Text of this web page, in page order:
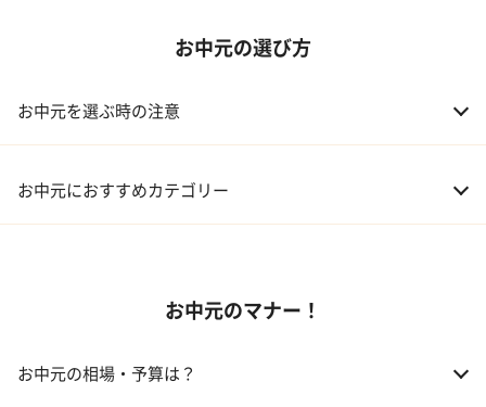
お中元の選び方
お中元を選ぶ時の注意
お中元におすすめカテゴリー
03 ギフトカタログ
お中元のマナー！
お中元の相場・予算は？